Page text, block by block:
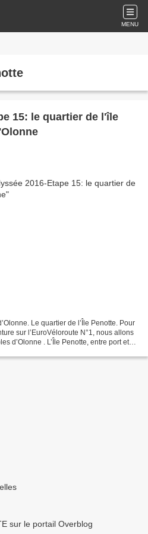
MENU
15: le quartier de l'île
Le quartier de l’Île Penotte. Pour
sur l’EuroVéloroute N°1, nous allons
d’Olonne . L’Île Penotte, entre port et
sur le portail Overblog